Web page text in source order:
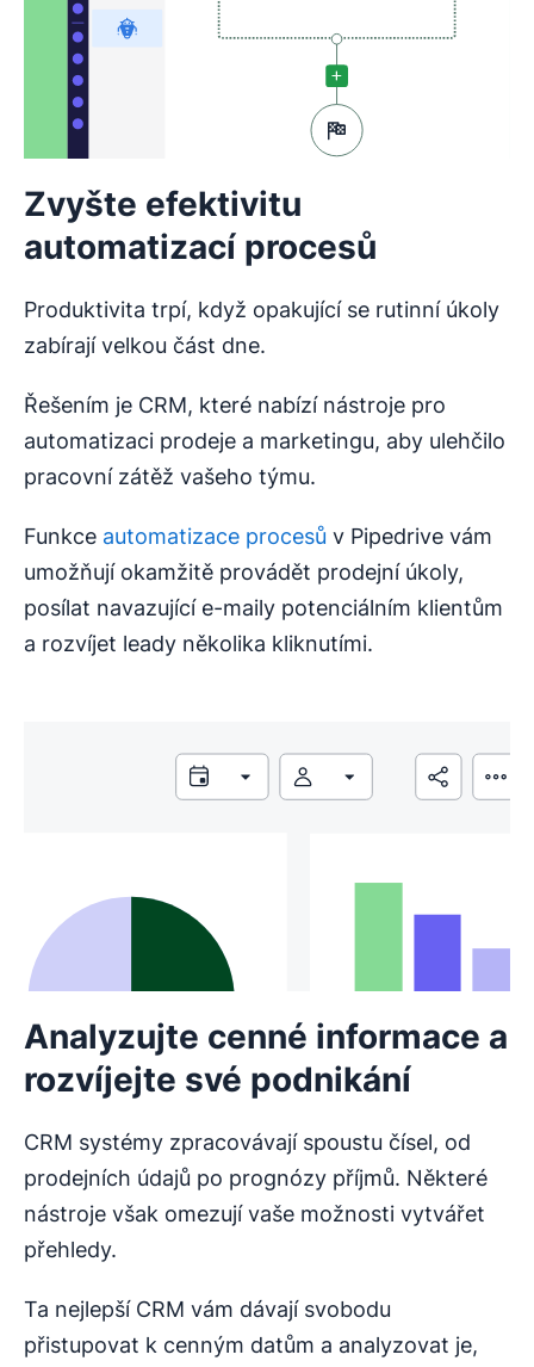
Zvyšte efektivitu
automatizací procesů
Produktivita trpí, když opakující se rutinní úkoly
zabírají velkou část dne.
Řešením je CRM, které nabízí nástroje pro
automatizaci prodeje a marketingu, aby ulehčilo
pracovní zátěž vašeho týmu.
Funkce automatizace procesů v Pipedrive vám
umožňují okamžitě provádět prodejní úkoly,
posílat navazující e-maily potenciálním klientům
a rozvíjet leady několika kliknutími.
Analyzujte cenné informace a
rozvíjejte své podnikání
CRM systémy zpracovávají spoustu čísel, od
prodejních údajů po prognózy příjmů. Některé
nástroje však omezují vaše možnosti vytvářet
přehledy.
Ta nejlepší CRM vám dávají svobodu
přistupovat k cenným datům a analyzovat je,